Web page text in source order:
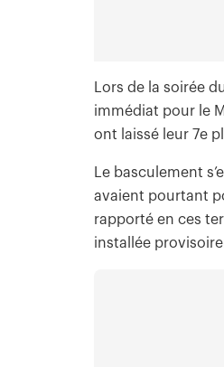
Lors de la soirée
immédiat pour le
ont laissé leur 7e
Le basculement
avaient pourtant
rapporté en ces
installée